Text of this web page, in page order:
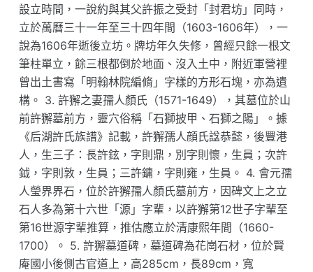
設立時間，一說約與其父許振之受封「封君坊」同時，
立於萬曆三十一年至三十四年間（1603-1606年），一
說為1606年逝後立坊。牌坊年久失修，曾經只餘一根文
筆柱單立，餘三根都倒於地面、沒入土中，附近軍營裡
曾出土書寫「明翰林院編脩」字樣的方形石塊，亦為遺
構。 3. 許獬之妻孺人顏氏（1571-1649），其墓位於山
前許獬墓前方，靈穴俗稱「石獅披甲、石獅之陽」。據
《后湖許氏族譜》記載，許獬孺人顔氏諡恭懿，後豐港
人，生三子：長許鉉，字則鼎，別字則懷，生員；次許
鉞，字則敦，生員；三許鏞，字則雍，生員。 4. 會元孺
人瑩界界石，位於許獬孺人顏氏墓前方，因碑文上之立
石人多為第十六世「源」字輩，以許獬第12世子字輩至
第16世源字輩推算，推估應立於清康熙年間（1660-
1700）。 5. 許獬墓道碑，墓道碑為花崗石材，位於賢
庵國小後側古官道上，高285cm，長89cm，寬